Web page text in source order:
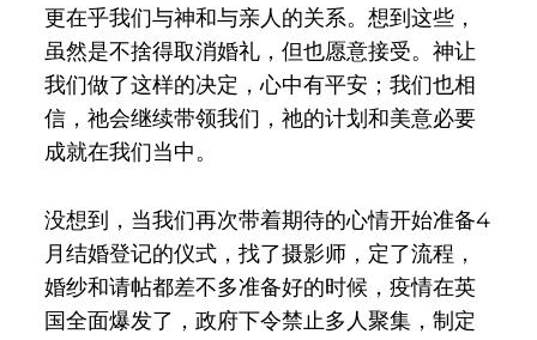
更在乎我们与神和与亲人的关系。想到这些，
虽然是不捨得取消婚礼，但也愿意接受。神让
我们做了这样的决定，心中有平安；我们也相
信，祂会继续带领我们，祂的计划和美意必要
成就在我们当中。
没想到，当我们再次带着期待的心情开始准备4
月结婚登记的仪式，找了摄影师，定了流程，
婚纱和请帖都差不多准备好的时候，疫情在英
国全面爆发了，政府下令禁止多人聚集，制定